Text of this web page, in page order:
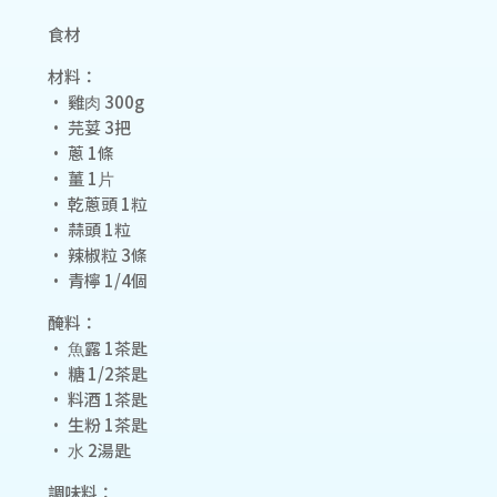
食材
材料：
• 雞⾁ 300g
• 芫荽 3把
• 蔥 1條
• 薑 1⽚
• 乾蔥頭 1粒
• 蒜頭 1粒
• 辣椒粒 3條
• 青檸 1/4個
醃料：
• ⿂露 1茶匙
• 糖 1/2茶匙
• 料酒 1茶匙
• ⽣粉 1茶匙
• ⽔ 2湯匙
調味料：